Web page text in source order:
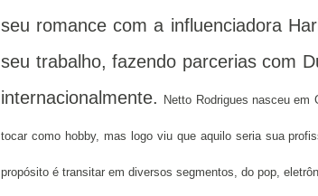
seu romance com a influenciadora
seu trabalho, fazendo parcerias com
internacionalmente.
Netto Rodrigues nasceu em
tocar como hobby, mas logo viu que aquilo seria sua
propósito é transitar em diversos segmentos, do pop,